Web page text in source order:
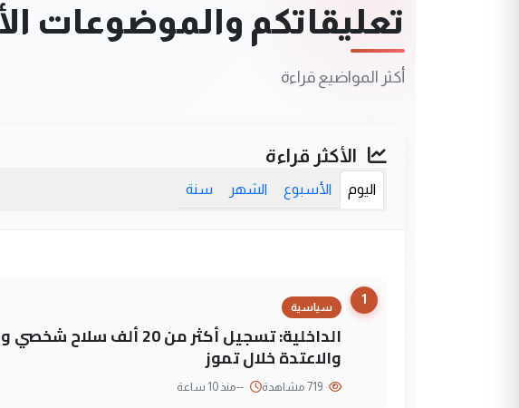
تعليقاتكم والموضوعات
أكثر المواضيع قراءة
الأكثر قراءة
اليوم الأسبوع الشهر سنة
1
سياسية
الداخلية: تسجيل أكثر من 20
والاعتدة خلال تموز
--منذ 10 ساعة